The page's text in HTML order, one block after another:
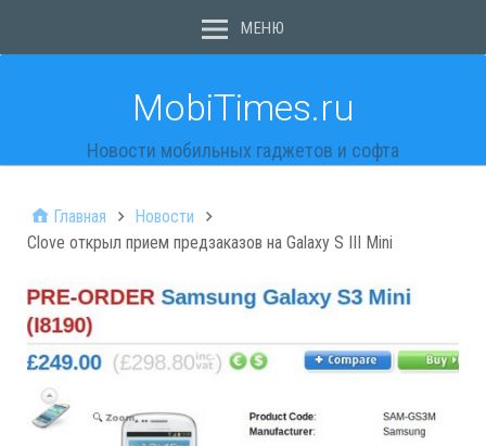
МЕНЮ
MobiTimes.ru
Новости мобильных гаджетов и софта
Главная
Новости
Clove открыл прием предзаказов на Galaxy S III Mini